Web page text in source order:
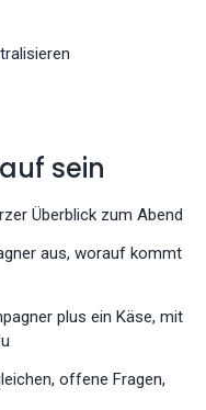
sein
Überblick zum Abend
aus, worauf kommt
plus ein Käse, mit
offene Fragen,